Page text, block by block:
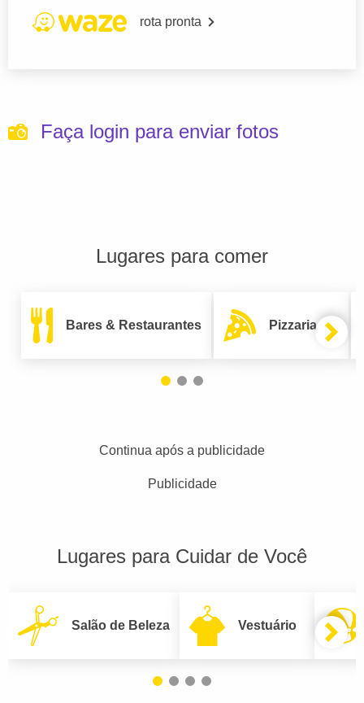
rota pronta
Faça login para enviar fotos
Lugares para comer
Bares & Restaurantes Pizzarias
Continua após a publicidade
Publicidade
Lugares para Cuidar de Você
Salão de Beleza Vestuário